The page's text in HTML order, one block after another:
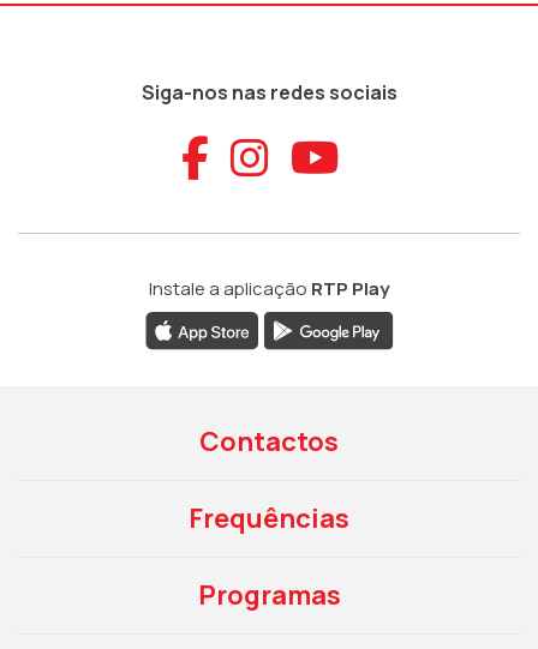
Siga-nos nas redes sociais
Aceder ao
Aceder ao
Aceder
Instale a aplicação RTP Play
Contactos
Frequências
Programas